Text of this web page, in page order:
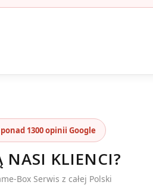
ponad 1300 opinii Google
NASI KLIENCI?
Box Serwis z całej Polski